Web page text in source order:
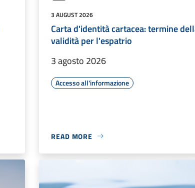
3 AUGUST 2026
Carta d'identità cartacea: termine
validità per l'espatrio
3 agosto 2026
Accesso all'informazione
READ MORE